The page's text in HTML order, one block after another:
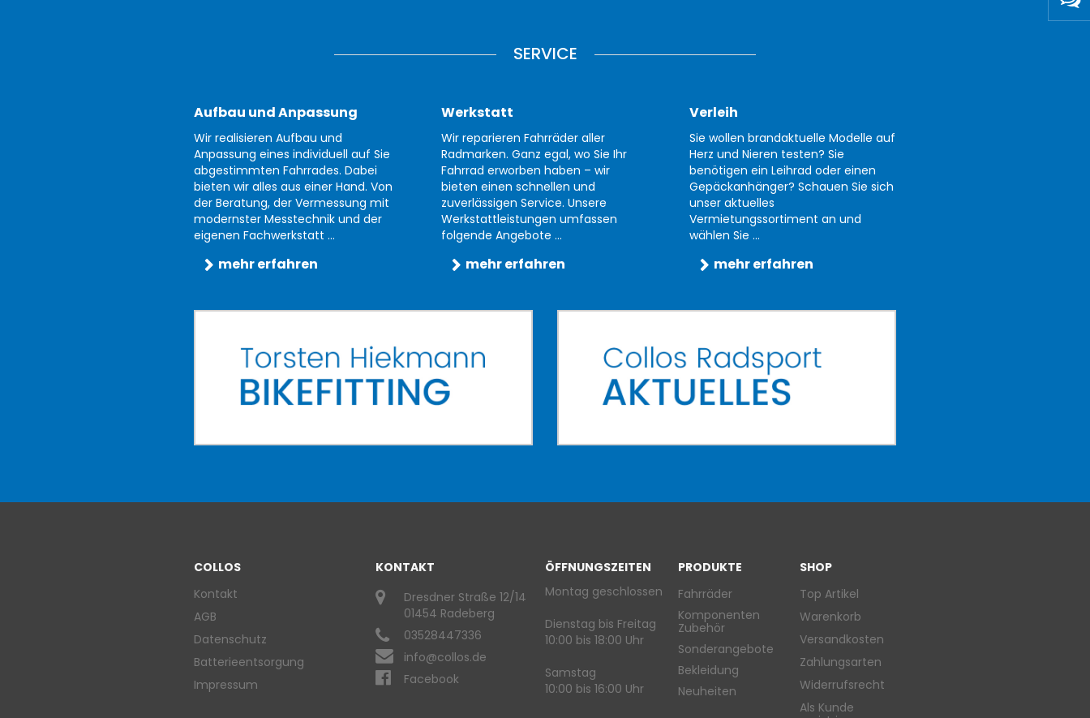
SERVICE
Aufbau und Anpassung
Wir realisieren Aufbau und
Anpassung eines individuell auf Sie
abgestimmten Fahrrades. Dabei
bieten wir alles aus einer Hand. Von
der Beratung, der Vermessung mit
modernster Messtechnik und der
eigenen Fachwerkstatt ...
mehr erfahren
Werkstatt
Wir reparieren Fahrräder aller
Radmarken. Ganz egal, wo Sie Ihr
Fahrrad erworben haben – wir
bieten einen schnellen und
zuverlässigen Service. Unsere
Werkstattleistungen umfassen
folgende Angebote ...
mehr erfahren
Verleih
Sie wollen brandaktuelle Modelle auf
Herz und Nieren testen? Sie
benötigen ein Leihrad oder einen
Gepäckanhänger? Schauen Sie sich
unser aktuelles
Vermietungssortiment an und
wählen Sie ...
mehr erfahren
COLLOS
Kontakt
AGB
Datenschutz
Batterieentsorgung
Impressum
KONTAKT
Dresdner Straße 12/14
01454 Radeberg
03528447336
info@collos.de
Facebook
ÖFFNUNGSZEITEN
Montag geschlossen
Dienstag bis Freitag
10:00 bis 18:00 Uhr
Samstag
10:00 bis 16:00 Uhr
PRODUKTE
Fahrräder
Komponenten
Zubehör
Sonderangebote
Bekleidung
Neuheiten
SHOP
Top Artikel
Warenkorb
Versandkosten
Zahlungsarten
Widerrufsrecht
Als Kunde